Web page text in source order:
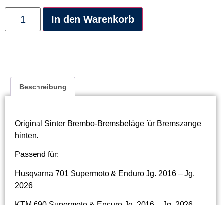
In den Warenkorb
Beschreibung
Original Sinter Brembo-Bremsbeläge für Bremszange
hinten.
Passend für:
Husqvarna 701 Supermoto & Enduro Jg. 2016 – Jg.
2026